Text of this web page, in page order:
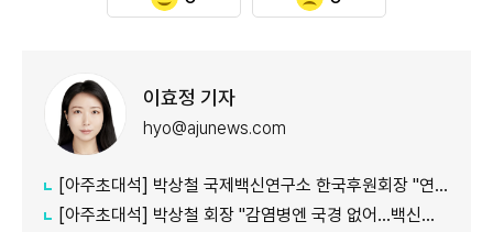
이효정 기자
hyo@ajunews.com
[아주초대석] 박상철 국제백신연구소 한국후원회장 "연구·생산·인력 상시 협력을"
[아주초대석] 박상철 회장 "감염병엔 국경 없어…백신은 한 국가 자산 아닌 세계 인구 지키는 것"